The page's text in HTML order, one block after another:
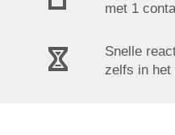
met 1
Snelle
zelfs in het